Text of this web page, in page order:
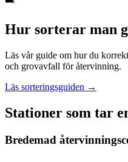
Hur sorterar man
Läs vår guide om hur du
och grovavfall för återvinning.
Läs sorteringsguiden →
Stationer som tar
Bredemad